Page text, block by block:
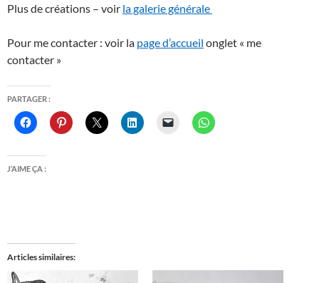
Plus de créations – voir la galerie générale
Pour me contacter : voir la page d’accueil onglet « me
contacter »
PARTAGER :
J’AIME ÇA :
Articles similaires